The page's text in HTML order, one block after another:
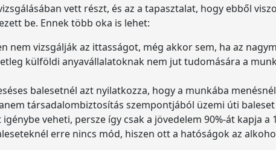
vett részt, és az a tapasztalat, hogy ebből
be. Ennek több oka is lehet:
nem vizsgálják az ittasságot, még akkor sem, ha az
külföldi anyavállalatoknak nem jut tudomására a
balesetnél azt nyilatkozza, hogy a munkába
társadalombiztosítás szempontjából üzemi úti
veheti, persze így csak a jövedelem 90%-át kapja a
erre nincs mód, hiszen ott a hatóságok az